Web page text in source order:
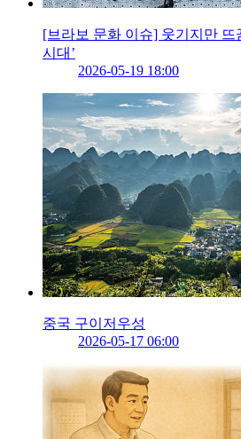
[브라보 문화 이슈] 웃기지만 뜨
시대’
2026-05-19 18:00
중국 구이저우성
2026-05-17 06:00